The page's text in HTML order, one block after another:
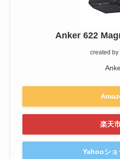
Anker 622
created by
楽天
Yahooショ